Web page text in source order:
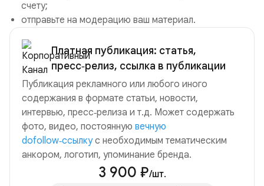
счету;
отправьте на модерацию ваш материал.
Платная публикация: статья,
пресс‑релиз, ссылка в публикации
Публикация рекламного или любого иного
содержания в формате статьи, новости,
интервью, пресс‑релиза и т.д. Может содержать
фото, видео, постоянную вечную
dofollow‑ссылкус необходимым тематическим
анкором, логотип, упоминание бренда.
3 900 ₽/шт.